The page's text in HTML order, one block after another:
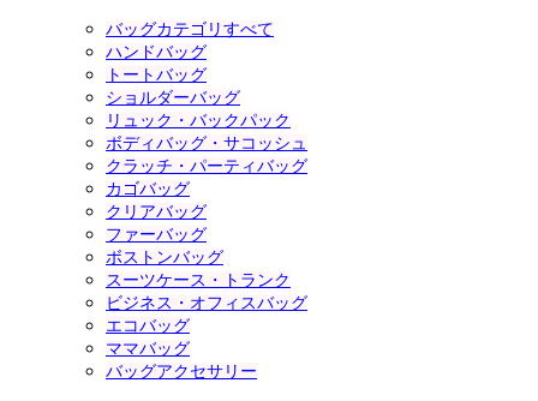
バッグカテゴリすべて
ハンドバッグ
トートバッグ
ショルダーバッグ
リュック・バックパック
ボディバッグ・サコッシュ
クラッチ・パーティバッグ
カゴバッグ
クリアバッグ
ファーバッグ
ボストンバッグ
スーツケース・トランク
ビジネス・オフィスバッグ
エコバッグ
ママバッグ
バッグアクセサリー